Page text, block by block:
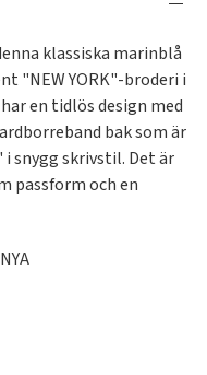
klassiska marinblå
"NEW YORK"-broderi i
en tidlös design med
bak som är
i snygg skrivstil. Det är
passform och en